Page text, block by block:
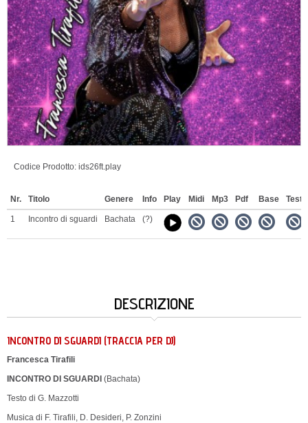
Codice Prodotto: ids26ft.play
Nr. Titolo Genere Info Play Midi Mp3 Pdf Base Testi
1 Incontro di sguardi Bachata (?)
DESCRIZIONE
INCONTRO DI SGUARDI (TRACCIA PER DJ)
Francesca Tirafili
INCONTRO DI SGUARDI (Bachata)
Testo di G. Mazzotti
Musica di F. Tirafili, D. Desideri, P. Zonzini